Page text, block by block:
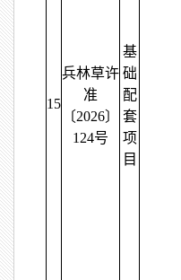
15
兵林草许
准
〔2026〕
124号
基
础
配
套
项
目